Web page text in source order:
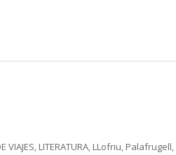
VIAJES, LITERATURA, LLofriu, Palafrugell,